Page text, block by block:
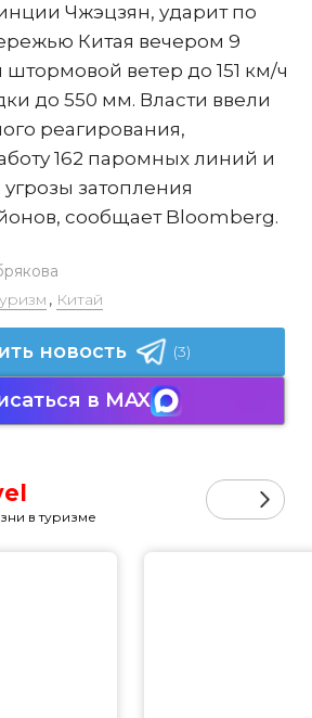
Чжэцзян, ударит по
Китая вечером 9
штормовой ветер до 151 км/ч
до 550 мм. Власти ввели
реагирования,
162 паромных линий и
затопления
сообщает Bloomberg.
, Китай
новость (3)
в MAX
в туризме